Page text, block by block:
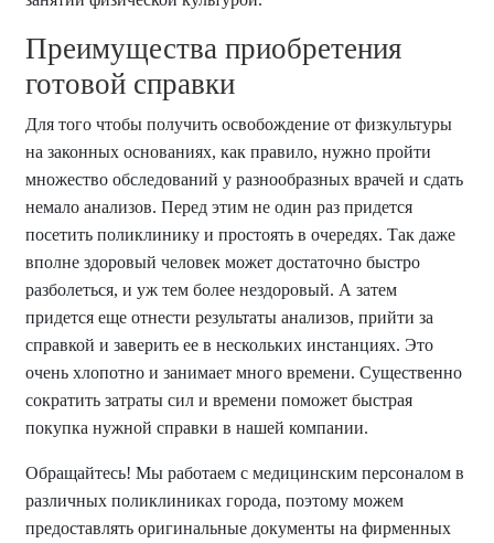
Преимущества приобретения
готовой справки
Для того чтобы получить освобождение от физкультуры
на законных основаниях, как правило, нужно пройти
множество обследований у разнообразных врачей и сдать
немало анализов. Перед этим не один раз придется
посетить поликлинику и простоять в очередях. Так даже
вполне здоровый человек может достаточно быстро
разболеться, и уж тем более нездоровый. А затем
придется еще отнести результаты анализов, прийти за
справкой и заверить ее в нескольких инстанциях. Это
очень хлопотно и занимает много времени. Существенно
сократить затраты сил и времени поможет быстрая
покупка нужной справки в нашей компании.
Обращайтесь! Мы работаем с медицинским персоналом в
различных поликлиниках города, поэтому можем
предоставлять оригинальные документы на фирменных